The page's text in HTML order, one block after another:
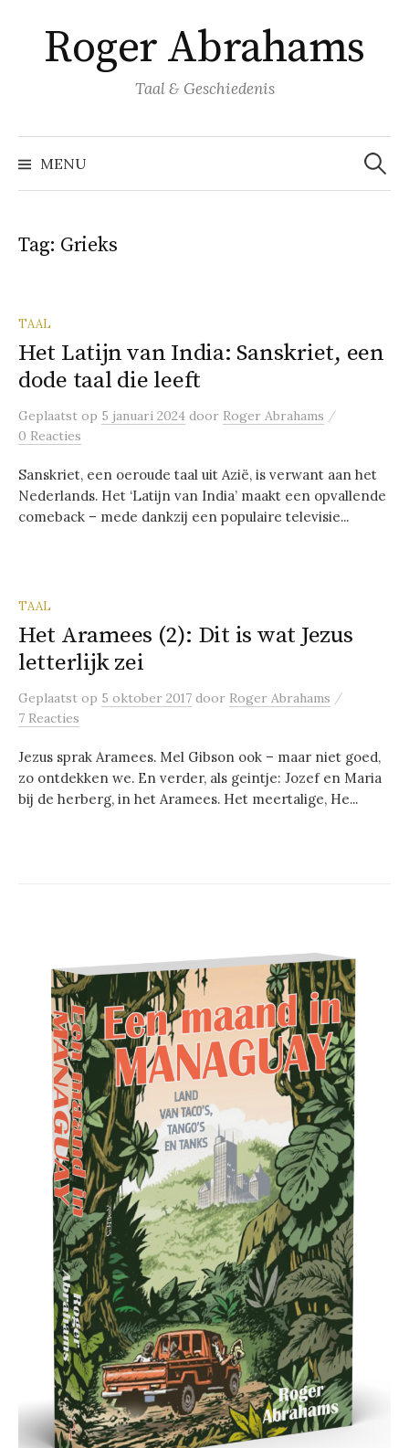
inhoud
springen
Roger Abrahams
Taal & Geschiedenis
MENU
Zoeken
naar:
Tag: Grieks
TAAL
Het Latijn van India: Sanskriet, een
dode taal die leeft
Geplaatst op 5 januari 2024 door Roger Abrahams /
0 Reacties
Sanskriet, een oeroude taal uit Azië, is verwant aan het
Nederlands. Het ‘Latijn van India’ maakt een opvallende
comeback – mede dankzij een populaire televisie...
TAAL
Het Aramees (2): Dit is wat Jezus
letterlijk zei
Geplaatst op 5 oktober 2017 door Roger Abrahams /
7 Reacties
Jezus sprak Aramees. Mel Gibson ook – maar niet goed,
zo ontdekken we. En verder, als geintje: Jozef en Maria
bij de herberg, in het Aramees. Het meertalige, He...